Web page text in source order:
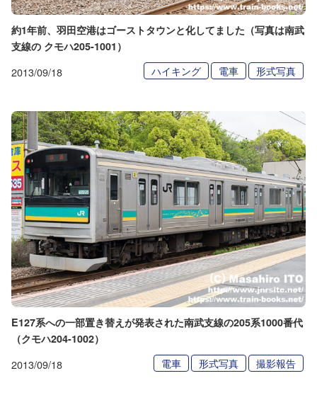
約1年前、羽田空港はゴーストタウンと化してました（写真は南武
支線の クモハ205-1001）
2013/09/18 ハイキング 電車 形式写真
E127系への一部置き替えが発表された南武支線の205系1000番代
（クモハ204-1002）
2013/09/18 電車 形式写真 撮影報告